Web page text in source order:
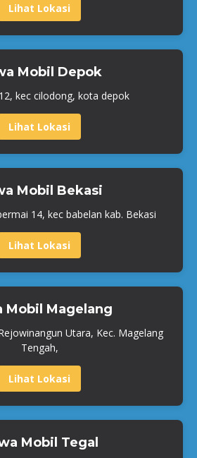
Lihat Lokasi
Mobil Depok
kec cilodong, kota depok
Lihat Lokasi
Mobil Bekasi
14, kec babelan kab. Bekasi
Lihat Lokasi
Mobil Magelang
Utara, Kec. Magelang
Tengah,
Lihat Lokasi
Mobil Tegal